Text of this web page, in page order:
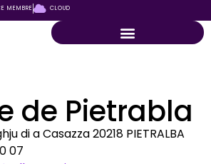
MEMBRE CLOUD
de Pietrabla
di a Casazza 20218 PIETRALBA
07